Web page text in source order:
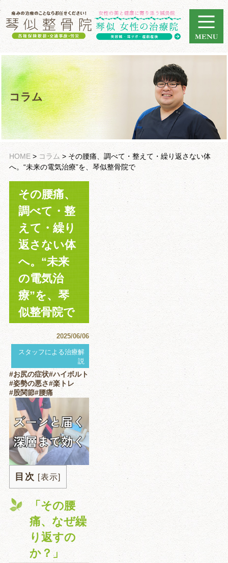
コラム
HOME> コラム > その腰痛、調べて・整えて・繰り返さない体
へ。“未来の電気治療”を、琴似整骨院で
その腰痛、
調べて・整
えて・繰り
返さない体
へ。“未来
の電気治
療”を、琴
似整骨院で
2025/06/06
スタッフによる治療解
説
#お尻の症状#ハイボルト
#姿勢の悪さ#楽トレ
#股関節#腰痛
目次 [表示]
「その腰
痛、なぜ繰
り返すの
か？」